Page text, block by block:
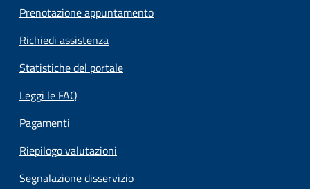
Prenotazione appuntamento
Richiedi assistenza
Statistiche del portale
Leggi le FAQ
Pagamenti
Riepilogo valutazioni
Segnalazione disservizio